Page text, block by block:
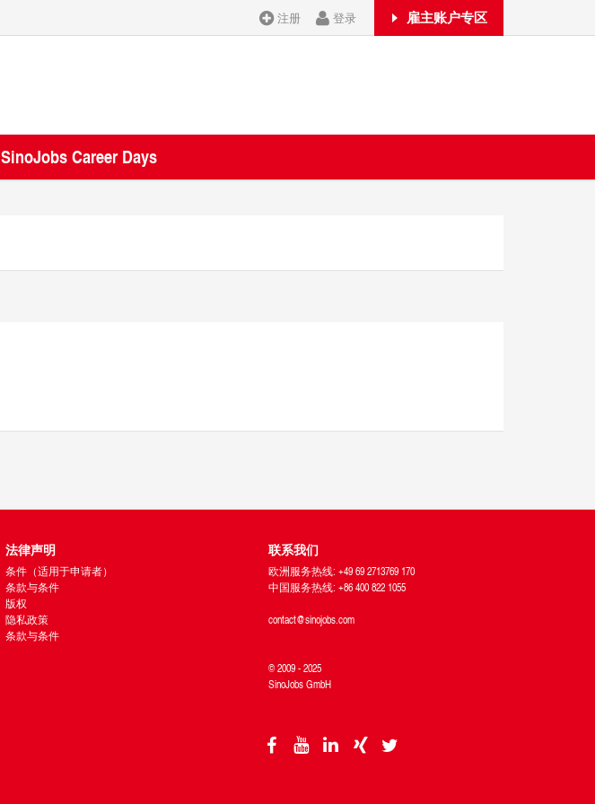
SinoJobs Career Days
雇主账户专区
注册 登录
法律声明
条件（适用于申请者）
条款与条件
版权
隐私政策
条款与条件
联系我们
欧洲服务热线: +49 69 2713769 170
中国服务热线: +86 400 822 1055
contact@sinojobs.com
© 2009 - 2025
SinoJobs GmbH